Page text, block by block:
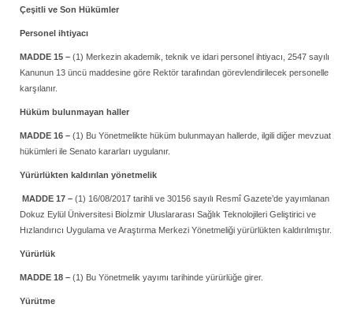
Çeşitli ve Son Hükümler
Personel ihtiyacı
MADDE 15 – (1) Merkezin akademik, teknik ve idari personel ihtiyacı, 2547 sayılı
Kanunun 13 üncü maddesine göre Rektör tarafından görevlendirilecek personelle
karşılanır.
Hüküm bulunmayan haller
MADDE 16 – (1) Bu Yönetmelikte hüküm bulunmayan hallerde, ilgili diğer mevzuat
hükümleri ile Senato kararları uygulanır.
Yürürlükten kaldırılan yönetmelik
MADDE 17 – (1) 16/08/2017 tarihli ve 30156 sayılı Resmî Gazete’de yayımlanan
Dokuz Eylül Üniversitesi Bioİzmir Uluslararası Sağlık Teknolojileri Geliştirici ve
Hızlandırıcı Uygulama ve Araştırma Merkezi Yönetmeliği yürürlükten kaldırılmıştır.
Yürürlük
MADDE 18 – (1) Bu Yönetmelik yayımı tarihinde yürürlüğe girer.
Yürütme